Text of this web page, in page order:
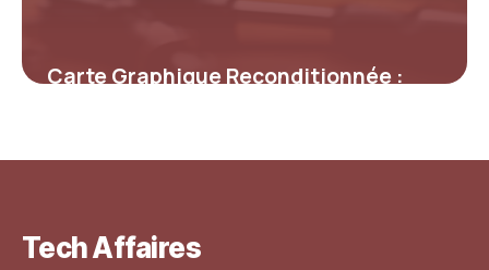
Carte Graphique Reconditionnée :
Tech Affaires